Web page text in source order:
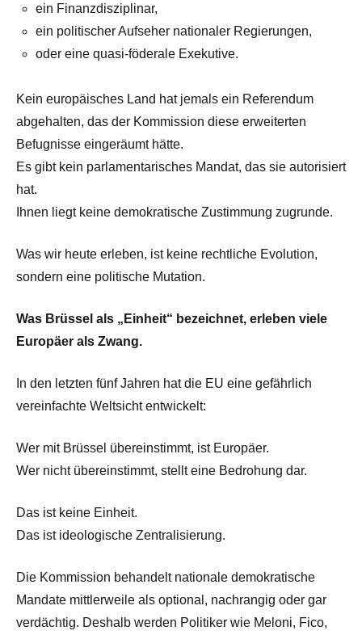
ein Finanzdisziplinar,
ein politischer Aufseher nationaler Regierungen,
oder eine quasi-föderale Exekutive.
Kein europäisches Land hat jemals ein Referendum
abgehalten, das der Kommission diese erweiterten
Befugnisse eingeräumt hätte.
Es gibt kein parlamentarisches Mandat, das sie autorisiert
hat.
Ihnen liegt keine demokratische Zustimmung zugrunde.
Was wir heute erleben, ist keine rechtliche Evolution,
sondern eine politische Mutation.
Was Brüssel als „Einheit“ bezeichnet, erleben viele
Europäer als Zwang.
In den letzten fünf Jahren hat die EU eine gefährlich
vereinfachte Weltsicht entwickelt:
Wer mit Brüssel übereinstimmt, ist Europäer.
Wer nicht übereinstimmt, stellt eine Bedrohung dar.
Das ist keine Einheit.
Das ist ideologische Zentralisierung.
Die Kommission behandelt nationale demokratische
Mandate mittlerweile als optional, nachrangig oder gar
verdächtig. Deshalb werden Politiker wie Meloni, Fico,